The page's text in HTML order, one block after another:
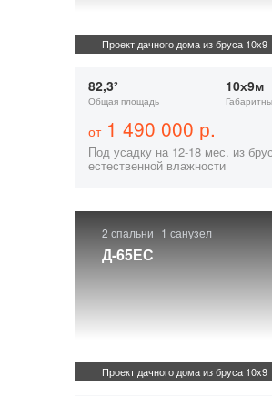
Проект дачного дома из бруса 10х9
82,3²
Общая площадь
10х9м
от1 490 000 р.
Под усадку на 12-18 мес. из
естественной влажности
2 спальни 1 санузел
Д-65ЕС
Проект дачного дома из бруса 10х9